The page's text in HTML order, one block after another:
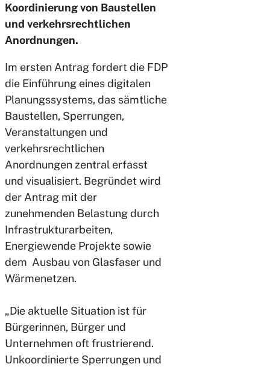
Koordinierung von Baustellen
und verkehrsrechtlichen
Anordnungen.
Im ersten Antrag fordert die FDP
die Einführung eines digitalen
Planungssystems, das sämtliche
Baustellen, Sperrungen,
Veranstaltungen und
verkehrsrechtlichen
Anordnungen zentral erfasst
und visualisiert. Begründet wird
der Antrag mit der
zunehmenden Belastung durch
Infrastrukturarbeiten,
Energiewende Projekte sowie
dem Ausbau von Glasfaser und
Wärmenetzen.
„Die aktuelle Situation ist für
Bürgerinnen, Bürger und
Unternehmen oft frustrierend.
Unkoordinierte Sperrungen und